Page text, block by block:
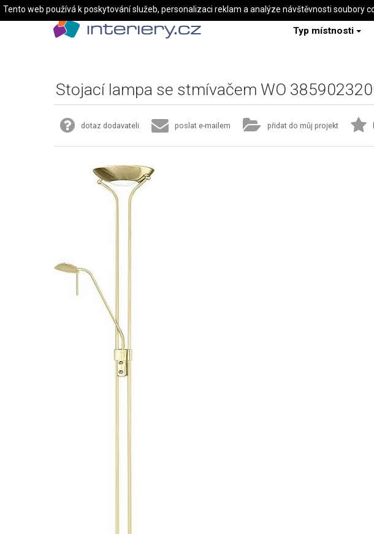
Typ místnosti
Stojací lampa se stmívačem WO
dotaz dodavateli poslat e-mailem přidat do můj projekt
Tento web používá k poskytování služeb, personalizaci reklam a analýze návštěvnosti soubory